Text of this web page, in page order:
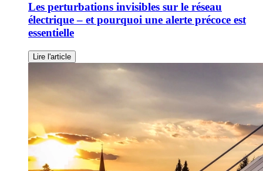
Les perturbations invisibles sur le réseau
électrique – et pourquoi une alerte précoce est
essentielle
Lire l'article